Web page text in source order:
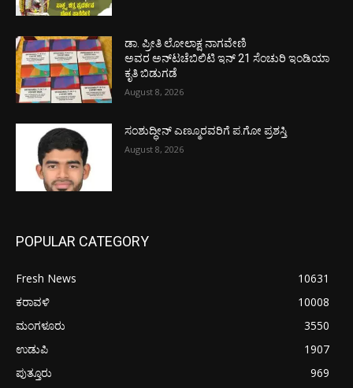
ಡಾ. ಪ್ರೀತಿ ಲೋಲಾಕ್ಷ ನಾಗವೇಣಿ
ಅವರ ಅನ್‌ಟಚೆಬಿಲಿಟಿ ಇನ್ 21 ಸೆಂಚುರಿ ಇಂಡಿಯಾ
ಕೃತಿ ಬಿಡುಗಡೆ
August 8, 2026
ಸಂಶುದ್ಧೀನ್ ಎಣ್ಮೂರವರಿಗೆ ಪ.ಗೋ ಪ್ರಶಸ್ತಿ
August 8, 2026
POPULAR CATEGORY
Fresh News
10631
ಕರಾವಳಿ
10008
ಮಂಗಳೂರು
3550
ಉಡುಪಿ
1907
ಪುತ್ತೂರು
969